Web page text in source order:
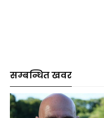
सम्बन्धित खवर